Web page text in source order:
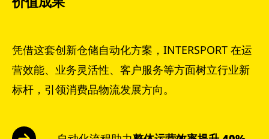
凭借这套创新仓储自动化方案，INTERSPORT 在运
营效能、业务灵活性、客户服务等方面树立行业新
标杆，引领消费品物流发展方向。